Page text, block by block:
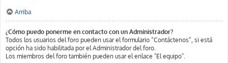
Arriba
¿Cómo puedo ponerme en contacto con un Administrador?
Todos los usuarios del foro pueden usar el formulario “Contáctenos”, si está
opción ha sido habilitada por el Administrador del foro.
Los miembros del foro también pueden usar el enlace "El equipo".